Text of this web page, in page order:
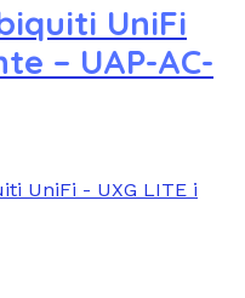
UniFi
– UAP-AC-